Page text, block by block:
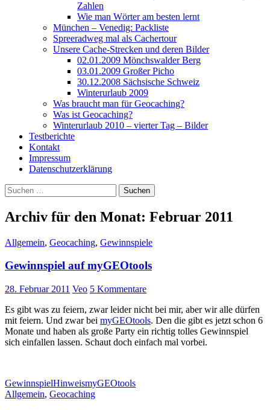
Zahlen
Wie man Wörter am besten lernt
München – Venedig: Packliste
Spreeradweg mal als Cachertour
Unsere Cache-Strecken und deren Bilder
02.01.2009 Mönchswalder Berg
03.01.2009 Großer Picho
30.12.2008 Sächsische Schweiz
Winterurlaub 2009
Was braucht man für Geocaching?
Was ist Geocaching?
Winterurlaub 2010 – vierter Tag – Bilder
Testberichte
Kontakt
Impressum
Datenschutzerklärung
Suchen
nach:
Archiv für den Monat: Februar 2011
Allgemein, Geocaching, Gewinnspiele
Gewinnspiel auf myGEOtools
28. Februar 2011 Veo 5 Kommentare
Es gibt was zu feiern, zwar leider nicht bei mir, aber wir alle dürfen
mit feiern. Und zwar bei myGEOtools. Den die gibt es jetzt schon 6
Monate und haben als große Party ein richtig tolles Gewinnspiel
sich einfallen lassen. Schaut doch einfach mal vorbei.
GewinnspielHinweismyGEOtools
Allgemein, Geocaching